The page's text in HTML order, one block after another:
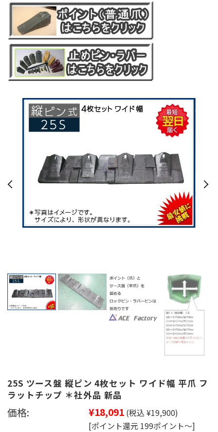
25S ツース盤 縦ピン 4枚セット ワイド幅 平爪 フ
ラットチップ ＊社外品 新品
価格: ¥18,091 (税込 ¥19,900)
[ポイント還元 199ポイント～]